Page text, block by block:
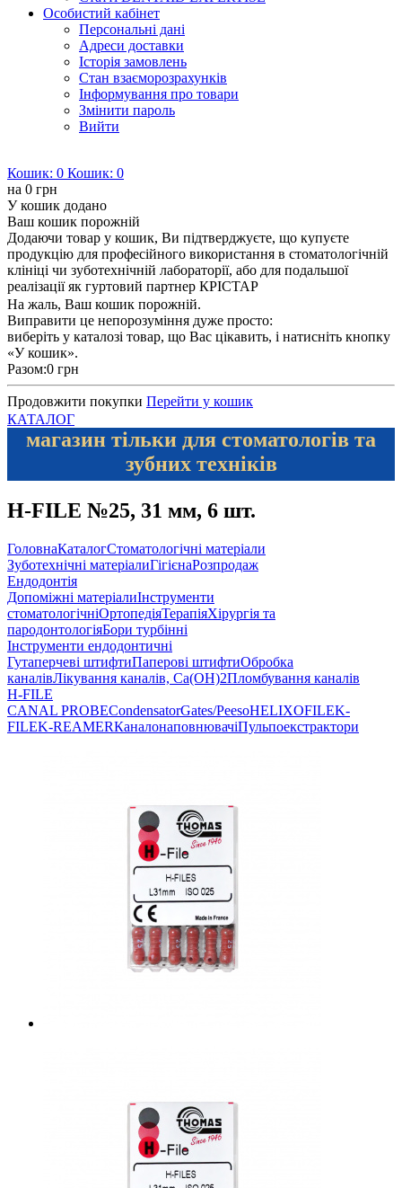
Особистий кабінет
Персональні дані
Адреси доставки
Історія замовлень
Стан взаєморозрахунків
Інформування про товари
Змінити пароль
Вийти
Кошик: 0 Кошик: 0
на 0 грн
У кошик додано
Ваш кошик порожній
Додаючи товар у кошик, Ви підтверджуєте, що купуєте
продукцію для професійного використання в стоматологічній
клініці чи зуботехнічній лабораторії, або для подальшої
реалізації як гуртовий партнер КРІСТАР
На жаль, Ваш кошик порожній.
Виправити це непорозуміння дуже просто:
виберіть у каталозі товар, що Вас цікавить, і натисніть кнопку
«У кошик».
Разом:0 грн
Продовжити покупки Перейти у кошик
КАТАЛОГ
магазин тільки для стоматологів та
зубних техніків
H-FILE №25, 31 мм, 6 шт.
ГоловнаКаталогСтоматологічні матеріали
Зуботехнічні матеріалиГігієнаРозпродаж
Ендодонтія
Допоміжні матеріалиІнструменти
стоматологічніОртопедіяТерапіяХірургія та
пародонтологіяБори турбінні
Інструменти ендодонтичні
Гутаперчеві штифтиПаперові штифтиОбробка
каналівЛікування каналів, Ca(OH)2Пломбування каналів
H-FILE
CANAL PROBECondensatorGates/PeesoHELIXOFILEK-
FILEK-REAMERКаналонаповнювачіПульпоекстрактори